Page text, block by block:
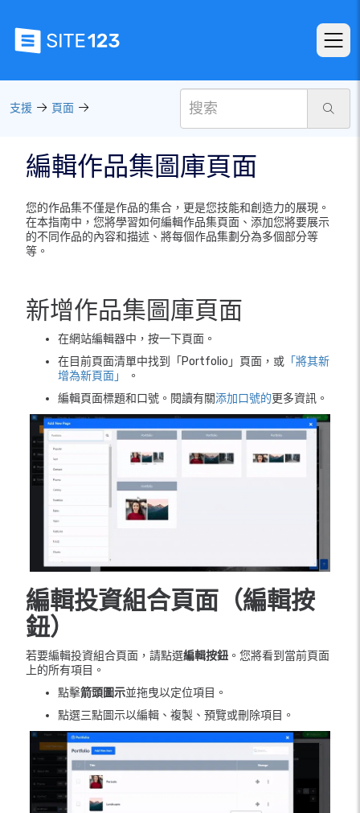
支援 頁面
編輯作品集圖庫頁面
您的作品集不僅是作品的集合，更是您技能和創造力的展現。
在本指南中，您將學習如何編輯作品集頁面、添加您將要展示
的不同作品的內容和描述、將每個作品集劃分為多個部分等
等。
新增作品集圖庫頁面
在網站編輯器中，按一下頁面。
在目前頁面清單中找到「Portfolio」頁面，或 「將其新
增為新頁面」
。
編輯頁面標題和口號。閱讀有關添加口號的更多資訊。
編輯投資組合頁面（編輯按
鈕）
若要編輯投資組合頁面，請點選編輯按鈕 。您將看到當前頁面
上的所有項目。
點擊箭頭圖示並拖曳以定位項目。
點選三點圖示以編輯、複製、預覽或刪除項目。